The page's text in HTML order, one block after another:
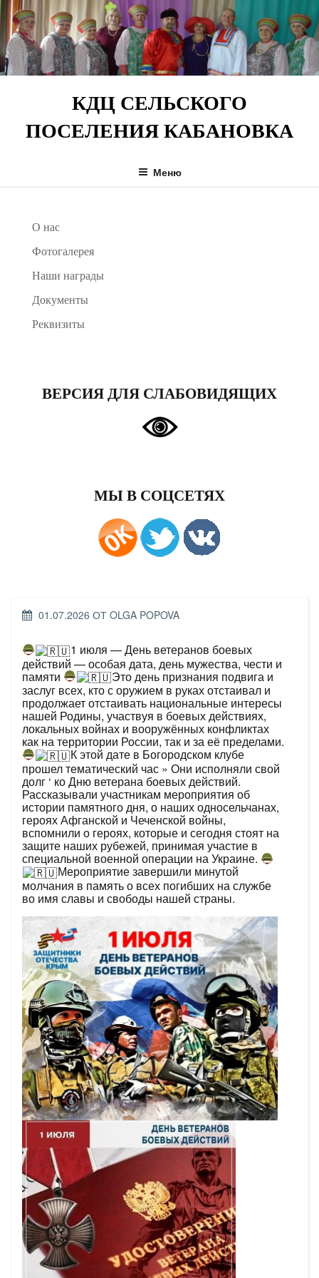
Перейти
к
содержимому
КДЦ СЕЛЬСКОГО
ПОСЕЛЕНИЯ КАБАНОВКА
Меню
О нас
Фотогалерея
Наши награды
Документы
Реквизиты
ВЕРСИЯ ДЛЯ СЛАБОВИДЯЩИХ
МЫ В СОЦСЕТЯХ
ОПУБЛИКОВАНО
01.07.2026 ОТ OLGA POPOVA
1 июля — День ветеранов боевых
действий — особая дата, день мужества, чести и
памяти
Это день признания подвига и
заслуг всех, кто с оружием в руках отстаивал и
продолжает отстаивать национальные интересы
нашей Родины, участвуя в боевых действиях,
локальных войнах и вооружённых конфликтах
как на территории России, так и за её пределами.
К этой дате в Богородском клубе
прошел тематический час » Они исполняли свой
долг ‘ ко Дню ветерана боевых действий.
Рассказывали участникам мероприятия об
истории памятного дня, о наших односельчанах,
героях Афганской и Чеченской войны,
вспомнили о героях, которые и сегодня стоят на
защите наших рубежей, принимая участие в
специальной военной операции на Украине.
Мероприятие завершили минутой
молчания в память о всех погибших на службе
во имя славы и свободы нашей страны.